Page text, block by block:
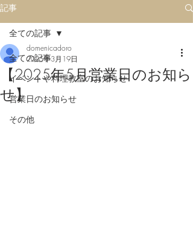
記事
全ての記事
イベントや料理教室のお知らせ
営業日のお知らせ
その他
全ての記事
【2025年5月営業日のお知ら
せ】
domenicadoro
2025年3月19日